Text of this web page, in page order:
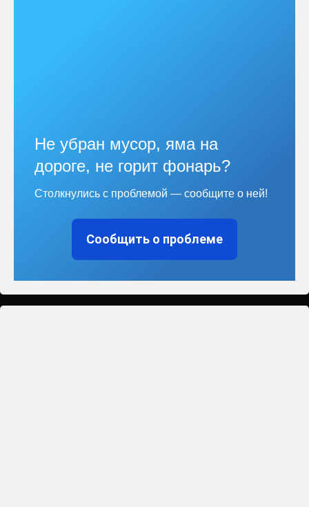
Не убран мусор, яма на
дороге, не горит фонарь?
Столкнулись с проблемой — сообщите о ней!
Сообщить о проблеме